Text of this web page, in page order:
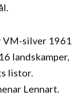
VM-silver 1961
landskamper,
listor.
Lennart.